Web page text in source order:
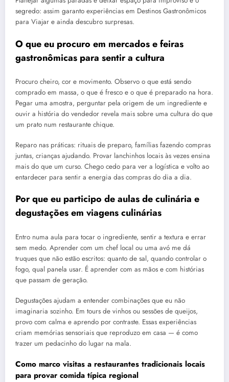
segredo: assim garanto experiências em Destinos Gastronômicos
para Viajar e ainda descubro surpresas.
O que eu procuro em mercados e feiras
gastronômicas para sentir a cultura
Procuro cheiro, cor e movimento. Observo o que está sendo
comprado em massa, o que é fresco e o que é preparado na hora.
Pegar uma amostra, perguntar pela origem de um ingrediente e
ouvir a história do vendedor revela mais sobre uma cultura do que
um prato num restaurante chique.
Reparo nas práticas: rituais de preparo, famílias fazendo compras
juntas, crianças ajudando. Provar lanchinhos locais às vezes ensina
mais do que um curso. Chego cedo para ver a logística e volto ao
entardecer para sentir a energia das compras do dia a dia.
Por que eu participo de aulas de culinária e
degustações em viagens culinárias
Entro numa aula para tocar o ingrediente, sentir a textura e errar
sem medo. Aprender com um chef local ou uma avó me dá
truques que não estão escritos: quanto de sal, quando controlar o
fogo, qual panela usar. É aprender com as mãos e com histórias
que passam de geração.
Degustações ajudam a entender combinações que eu não
imaginaria sozinho. Em tours de vinhos ou sessões de queijos,
provo com calma e aprendo por contraste. Essas experiências
criam memórias sensoriais que reproduzo em casa — é como
trazer um pedacinho do lugar na mala.
Como marco visitas a restaurantes tradicionais locais
para provar comida típica regional